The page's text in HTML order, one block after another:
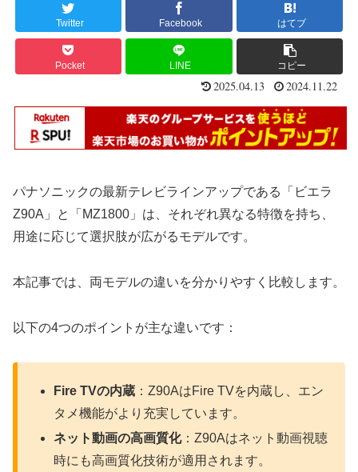
Twitter Facebook はてブ
Pocket LINE コピー
2025.04.13 2024.11.22
パナソニックの最新テレビラインアップである「ビエラ
Z90A」と「MZ1800」は、それぞれ異なる特徴を持ち、
用途に応じて選択肢が広がるモデルです。
本記事では、両モデルの違いを分かりやすく比較します。
以下の4つのポイントが主な違いです：
Fire TVの内蔵 ：Z90AはFire TVを内蔵し、エン
タメ機能がより充実しています。
ネット動画の高画質化：Z90Aはネット動画視聴
時にも高画質化技術が適用されます。